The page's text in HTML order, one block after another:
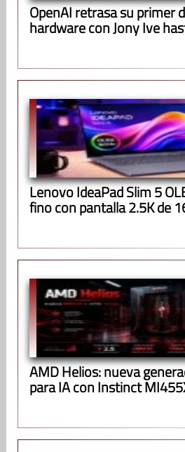
OpenAI retrasa su primer
hardware con Jony Ive
Lenovo IdeaPad Slim 5
fino con pantalla 2.5K de
AMD Helios: nueva
para IA con Instinct